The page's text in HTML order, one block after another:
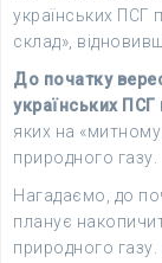
українських ПСГ
склад»,
До початку
українських
яких на «митному
природного газу.
Нагадаємо, до
планує
природного